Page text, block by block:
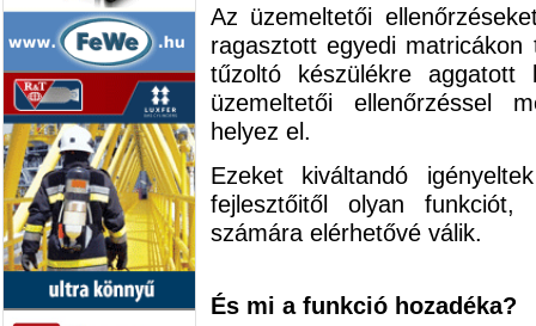
Az üzemeltetői
ragasztott egyedi
tűzoltó készülékre
üzemeltetői ellenőrzéssel
helyez el.
Ezeket kiváltandó
fejlesztőitől olyan funkciót,
számára elérhetővé válik.
És mi a funkció hozadéka?